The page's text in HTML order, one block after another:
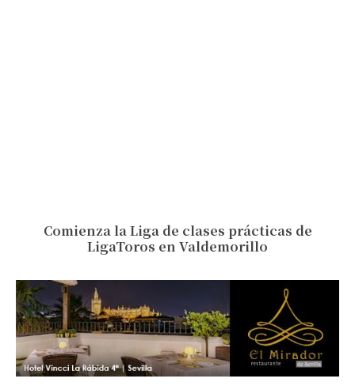
Comienza la Liga de clases prácticas de
LigaToros en Valdemorillo